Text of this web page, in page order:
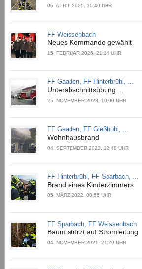
06. APRIL 2025, 10:40 UHR
FF Weissenbach
Neues Kommando gewählt
15. FEBRUAR 2025, 21:14 UHR
FF Gaaden, FF Hinterbrühl, ...
Unterabschnittsübung ...
25. NOVEMBER 2023, 10:00 UHR
FF Gaaden, FF Gießhübl, ...
Wohnhausbrand
04. SEPTEMBER 2023, 12:48 UHR
FF Hinterbrühl, FF Sparbach, ...
Brand eines Kinderzimmers
05. MÄRZ 2022, 08:55 UHR
FF Sparbach, FF Weissenbach
Baum stürzt auf Stromleitung
04. NOVEMBER 2021, 21:29 UHR